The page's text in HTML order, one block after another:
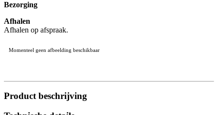
Bezorging
Afhalen
Afhalen op afspraak.
Momenteel geen afbeelding beschikbaar
Product beschrijving